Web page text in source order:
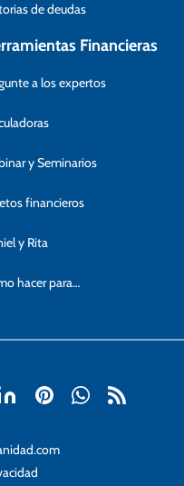
de deudas
Financieras
a los expertos
y Seminarios
financieros
y Rita
hacer para…